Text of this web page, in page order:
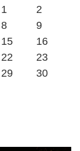
1
2
8
9
15
16
22
23
29
30